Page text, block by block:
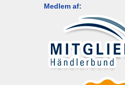
Medlem af: